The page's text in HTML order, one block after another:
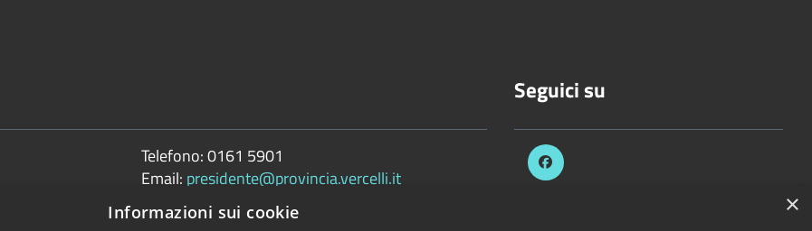
Telefono:0161 5901
Email: presidente@provincia.vercelli.it
presidenza.provincia@cert.provincia.vercelli.it
Seguici su
×
Informazioni sui cookie